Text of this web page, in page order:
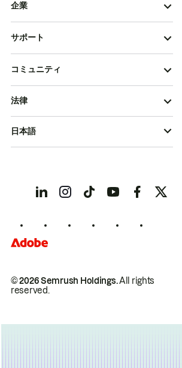
企業
サポート
コミュニティ
© 2026 Semrush Holdings.All rights
reserved.
法律
日本語